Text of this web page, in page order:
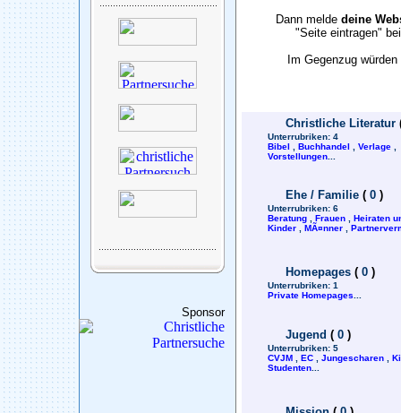
Sponsor
Dann melde deine
"Seite eintragen"
Im Gegenzug
Christliche Literatur
Unterrubriken: 4
Bibel
Buchhandel Verlage
Vorstellungen
Ehe / Familie ( 0 )
Unterrubriken: 6
Beratung
Frauen
Heiraten
Kinder
MÃ¤nner
Homepages ( 0 )
Unterrubriken: 1
Private Homepages
Jugend ( 0 )
Unterrubriken: 5
CVJM
EC Jungescharen
Studenten